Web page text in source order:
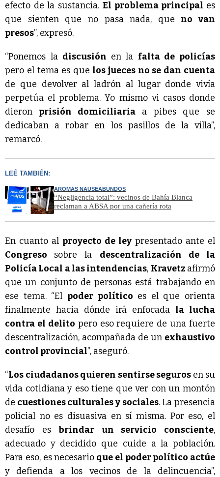
efecto de la sustancia. El problema principal es
que sienten que no pasa nada, que no van
presos”, expresó.
“Ponemos la discusión en la falta de policías
pero el tema es que los jueces no se dan cuenta
de que devolver al ladrón al lugar donde vivía
perpetúa el problema. Yo mismo vi casos donde
dieron prisión domiciliaria a pibes que se
dedicaban a robar en los pasillos de la villa”,
remarcó.
LEÉ TAMBIÉN:
AROMAS NAUSEABUNDOS
“Negligencia total”: vecinos de Bahía Blanca
reclaman a ABSA por una cañería rota
En cuanto al proyecto de ley presentado ante el
Congreso sobre la descentralización de la
Policía Local a las intendencias, Kravetz afirmó
que un conjunto de personas está trabajando en
ese tema. “El poder político es el que orienta
finalmente hacia dónde irá enfocada la lucha
contra el delito pero eso requiere de una fuerte
descentralización, acompañada de un exhaustivo
control provincial”, aseguró.
“Los ciudadanos quieren sentirse seguros en su
vida cotidiana y eso tiene que ver con un montón
de cuestiones culturales y sociales. La presencia
policial no es disuasiva en sí misma. Por eso, el
desafío esbrindar un servicio consciente,
adecuado y decidido que cuide a la población.
Para eso, es necesario que el poder político actúe
y defienda a los vecinos de la delincuencia”,